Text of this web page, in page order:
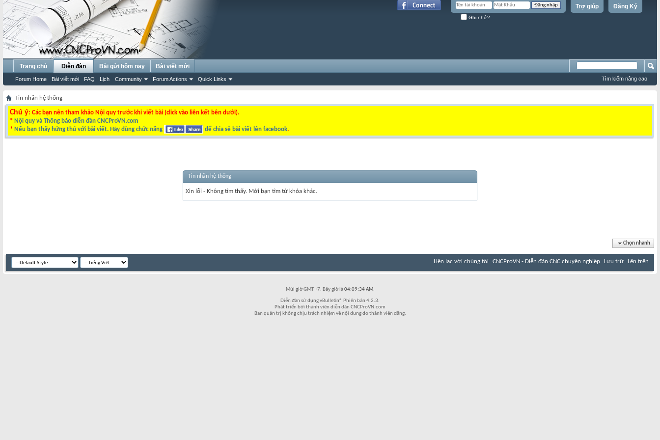
Đăng Ký
Trợ giúp
Ghi nhớ?
Trang chủ Diễn đàn
Forum Home Bài viết mới FAQ Lịch Community Forum Actions Quick Links
Bài gửi hôm nay Bài viết mới
Tìm kiếm nâng cao
Tin nhắn hệ thống
Chú ý: Các bạn nên tham khảo Nội quy trước khi viết bài (click vào liên kết bên dưới).
* Nội quy và Thông báo diễn đàn CNCProVN.com
* Nếu bạn thấy hứng thú với bài viết. Hãy dùng chức năng để chia sẻ bài viết lên facebook.
Tin nhắn hệ thống
Xin lỗi - Không tìm thấy. Mời bạn tìm từ khóa khác.
Chọn nhanh
Liên lạc với chúng tôi CNCProVN - Diễn đàn CNC chuyên nghiệp Lưu trữ Lên trên
Múi giờ GMT +7. Bây giờ là04:09:34 AM.
Diễn đàn sử dụng vBulletin® Phiên bản 4.2.3.
Phát triển bởi thành viên diễn đàn CNCProVN.com
Ban quản trị không chịu trách nhiệm về nội dung do thành viên đăng.